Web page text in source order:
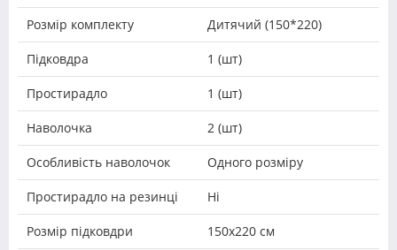
Розмір комплекту Дитячий (150*220)
Підковдра 1 (шт)
Простирадло 1 (шт)
Наволочка 2 (шт)
Особливість наволочок Одного розміру
Простирадло на резинці Ні
Розмір підковдри 150х220 см